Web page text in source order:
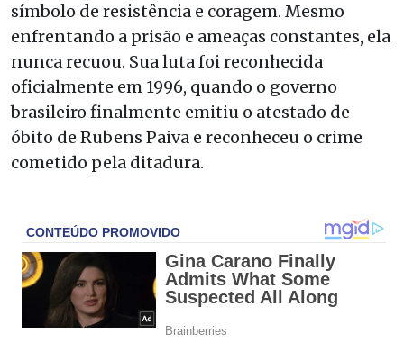
símbolo de resistência e coragem. Mesmo
enfrentando a prisão e ameaças constantes, ela
nunca recuou. Sua luta foi reconhecida
oficialmente em 1996, quando o governo
brasileiro finalmente emitiu o atestado de
óbito de Rubens Paiva e reconheceu o crime
cometido pela ditadura.